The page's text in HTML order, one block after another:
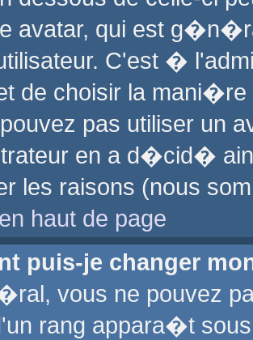
avatar, qui est
C'est �
de choisir la
pas utiliser un
en a d�cid�
les raisons (nous
haut de page
puis-je changer
vous ne pouvez
rang appara�t